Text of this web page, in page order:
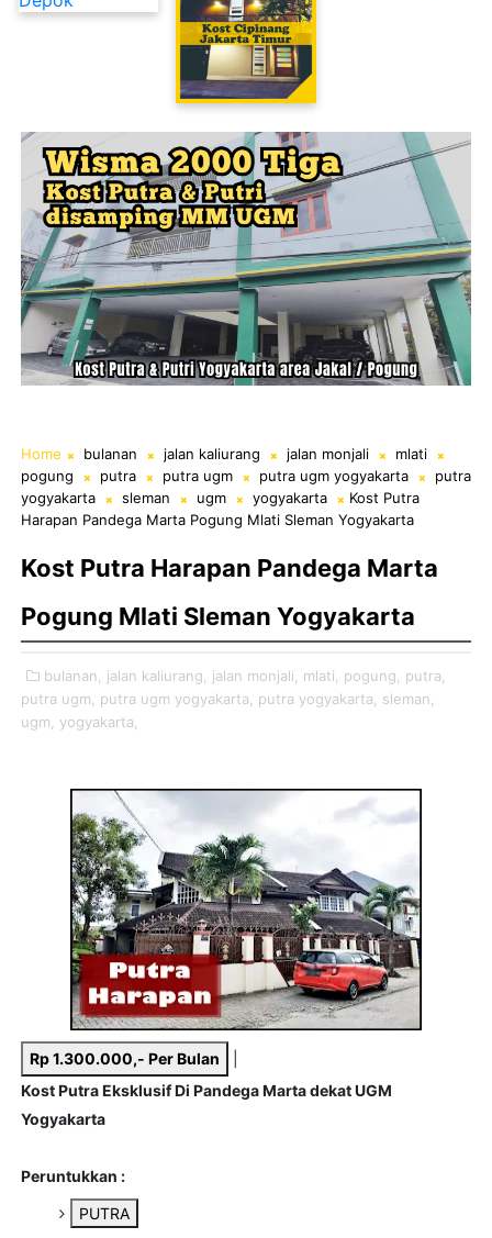
Kost Cipinang Jakarta Timur
Home bulanan jalan kaliurang jalan monjali
mlati
pogung
putra putra ugm putra ugm yogyakarta
putra
yogyakarta
sleman ugm yogyakarta
Kost Putra
Harapan Pandega Marta Pogung Mlati Sleman Yogyakarta
Kost Putra Harapan Pandega Marta
Pogung Mlati Sleman Yogyakarta
bulanan, jalan kaliurang, jalan monjali, mlati, pogung,
putra,
putra ugm,
putra ugm yogyakarta, putra yogyakarta,
sleman,
ugm,
yogyakarta,
Rp 1.300.000,- Per Bulan
Kost Putra Eksklusif Di Pandega Marta dekat UGM
Yogyakarta
Peruntukkan :
PUTRA